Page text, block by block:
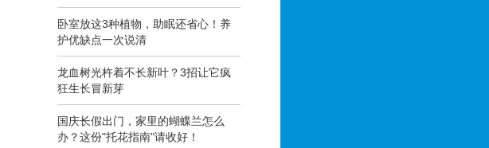
卧室放这3种植物，助眠还省心！养
护优缺点一次说清
龙血树光杵着不长新叶？3招让它疯
狂生长冒新芽
国庆长假出门，家里的蝴蝶兰怎么
办？这份"托花指南"请收好！